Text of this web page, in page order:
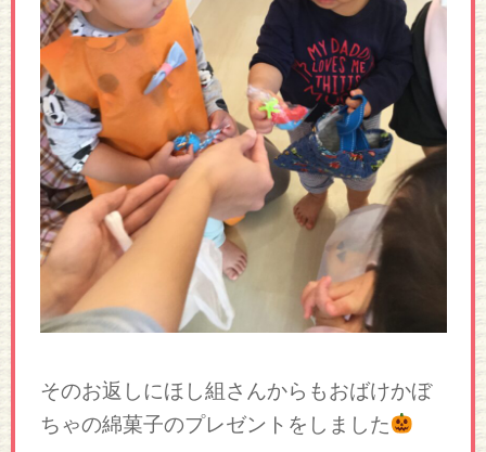
そのお返しにほし組さんからもおばけかぼ
ちゃの綿菓子のプレゼントをしました